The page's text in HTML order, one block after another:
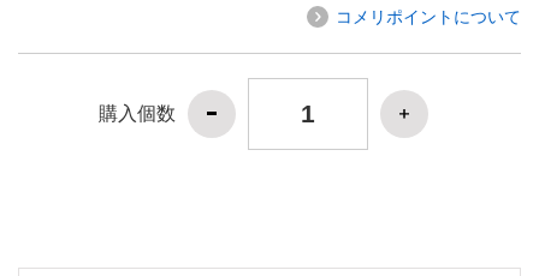
コメリポイントについて
購入個数